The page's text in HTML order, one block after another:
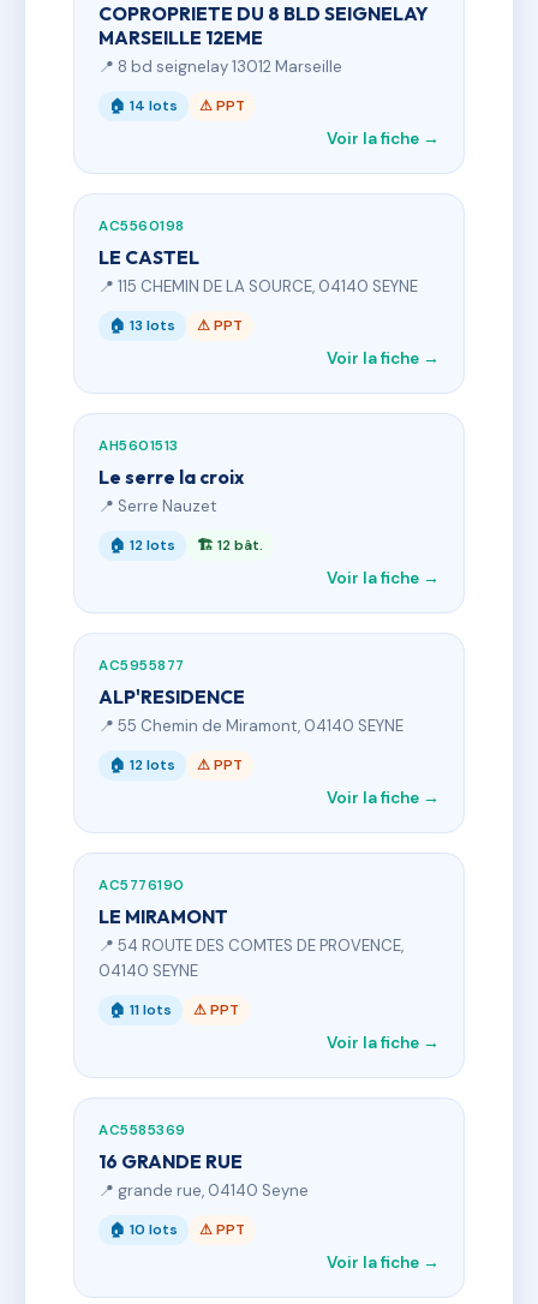
COPROPRIETE DU 8 BLD SEIGNELAY
MARSEILLE 12EME
📍 8 bd seignelay 13012 Marseille
🏠 14 lots ⚠ PPT
Voir la fiche →
AC5560198
LE CASTEL
📍 115 CHEMIN DE LA SOURCE, 04140 SEYNE
🏠 13 lots ⚠ PPT
Voir la fiche →
AH5601513
Le serre la croix
📍 Serre Nauzet
🏠 12 lots 🏗 12 bât.
Voir la fiche →
AC5955877
ALP'RESIDENCE
📍 55 Chemin de Miramont, 04140 SEYNE
🏠 12 lots ⚠ PPT
Voir la fiche →
AC5776190
LE MIRAMONT
📍 54 ROUTE DES COMTES DE PROVENCE,
04140 SEYNE
🏠 11 lots ⚠ PPT
Voir la fiche →
AC5585369
16 GRANDE RUE
📍 grande rue, 04140 Seyne
🏠 10 lots ⚠ PPT
Voir la fiche →